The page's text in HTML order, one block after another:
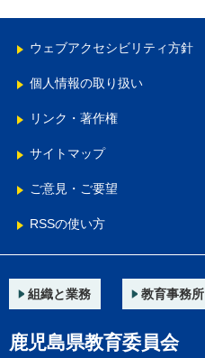
ウェブアクセシビリティ方針
個人情報の取り扱い
リンク・著作権
サイトマップ
ご意見・ご要望
RSSの使い方
組織と業務 教育事務所
鹿児島県教育委員会